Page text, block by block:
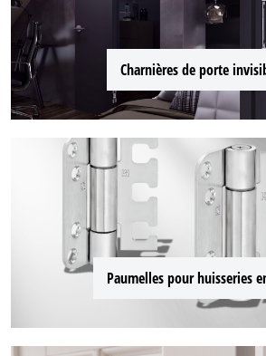
Charnières de porte
Paumelles pour huisseries